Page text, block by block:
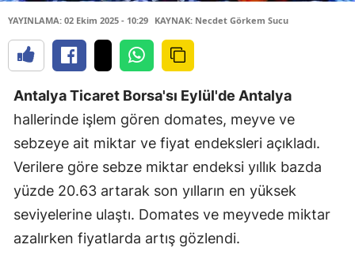
YAYINLAMA: 02 Ekim 2025 - 10:29 KAYNAK: Necdet Görkem Sucu
Antalya Ticaret Borsa'sı Eylül'de Antalya
hallerinde işlem gören domates, meyve ve
sebzeye ait miktar ve fiyat endeksleri açıkladı.
Verilere göre sebze miktar endeksi yıllık bazda
yüzde 20.63 artarak son yılların en yüksek
seviyelerine ulaştı. Domates ve meyvede miktar
azalırken fiyatlarda artış gözlendi.